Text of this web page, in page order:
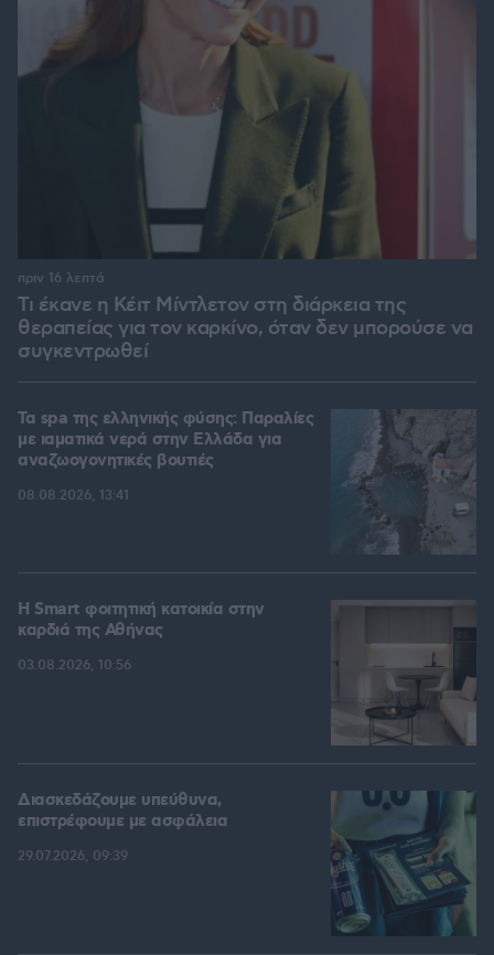
Τι έκανε η Κέιτ Μίντλετον στη διάρκεια της
θεραπείας για τον καρκίνο, όταν δεν μπορούσε να
συγκεντρωθεί
πριν 16 λεπτά
Τα spa της ελληνικής φύσης: Παραλίες
με ιαματικά νερά στην Ελλάδα για
αναζωογονητικές βουτιές
08.08.2026, 13:41
Η Smart φοιτητική κατοικία στην
καρδιά της Αθήνας
03.08.2026, 10:56
Διασκεδάζουμε υπεύθυνα,
επιστρέφουμε με ασφάλεια
29.07.2026, 09:39